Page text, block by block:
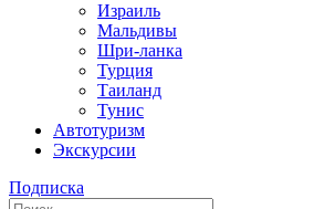
Израиль
Мальдивы
Шри-ланка
Турция
Таиланд
Тунис
Автотуризм
Экскурсии
Подписка